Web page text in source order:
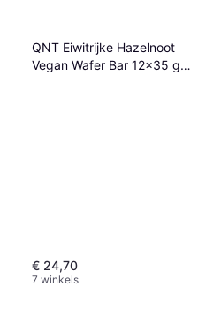
QNT Eiwitrijke Hazelnoot
Vegan Wafer Bar 12x35 g
€ 24,70
7 winkels